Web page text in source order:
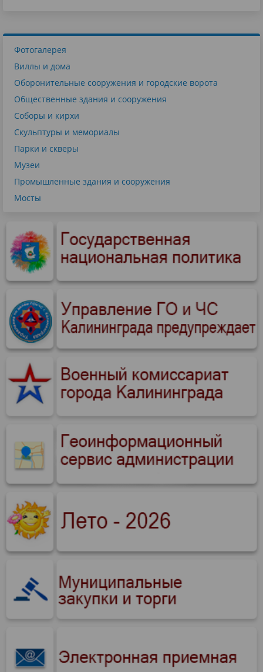
Фотогалерея
Виллы и дома
Оборонительные сооружения и городские ворота
Общественные здания и сооружения
Соборы и кирхи
Скульптуры и мемориалы
Парки и скверы
Музеи
Промышленные здания и сооружения
Мосты